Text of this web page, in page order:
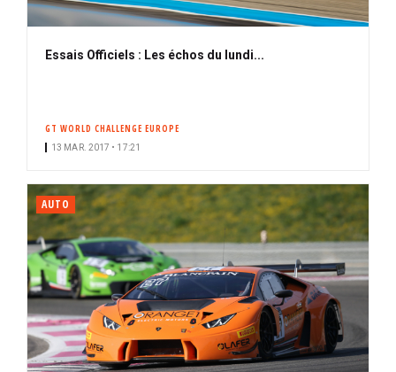
Essais Officiels : Les échos du lundi...
GT WORLD CHALLENGE EUROPE
13 MAR. 2017 • 17:21
AUTO